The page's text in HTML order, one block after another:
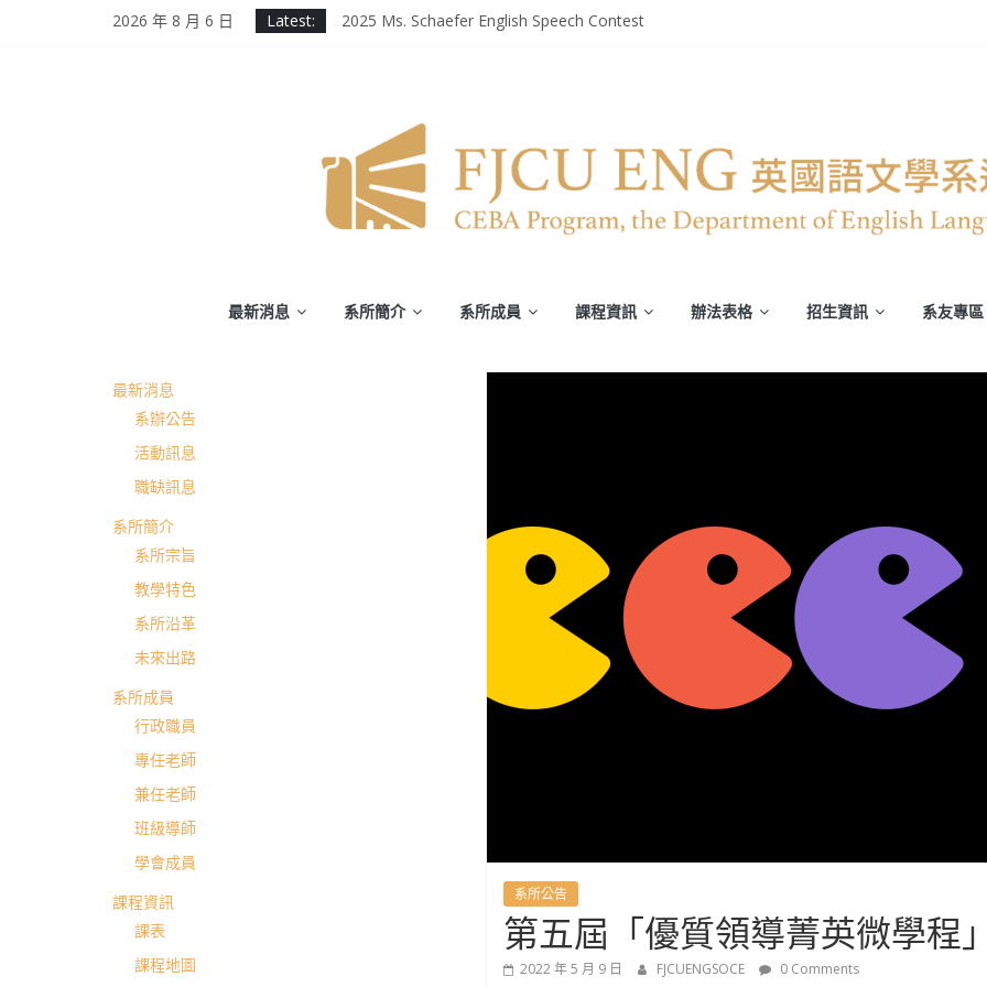
2026 年 8 月 6 日 Latest:
2025 Ms. Schaefer English Speech Contest
大
學
英
國
語
文
學
系
進
修
最新消息 系所簡介 系所成員 課程資訊 辦法表格 招生資訊 系友專區
系所公告
第五屆「優質領導菁英微學程
2022 年 5 月 9 日 FJCUENGSOCE 0 Comments
最新消息
系辦公告
活動訊息
職缺訊息
系所簡介
系所宗旨
教學特色
系所沿革
未來出路
系所成員
行政職員
專任老師
兼任老師
班級導師
學會成員
課程資訊
課表
課程地圖